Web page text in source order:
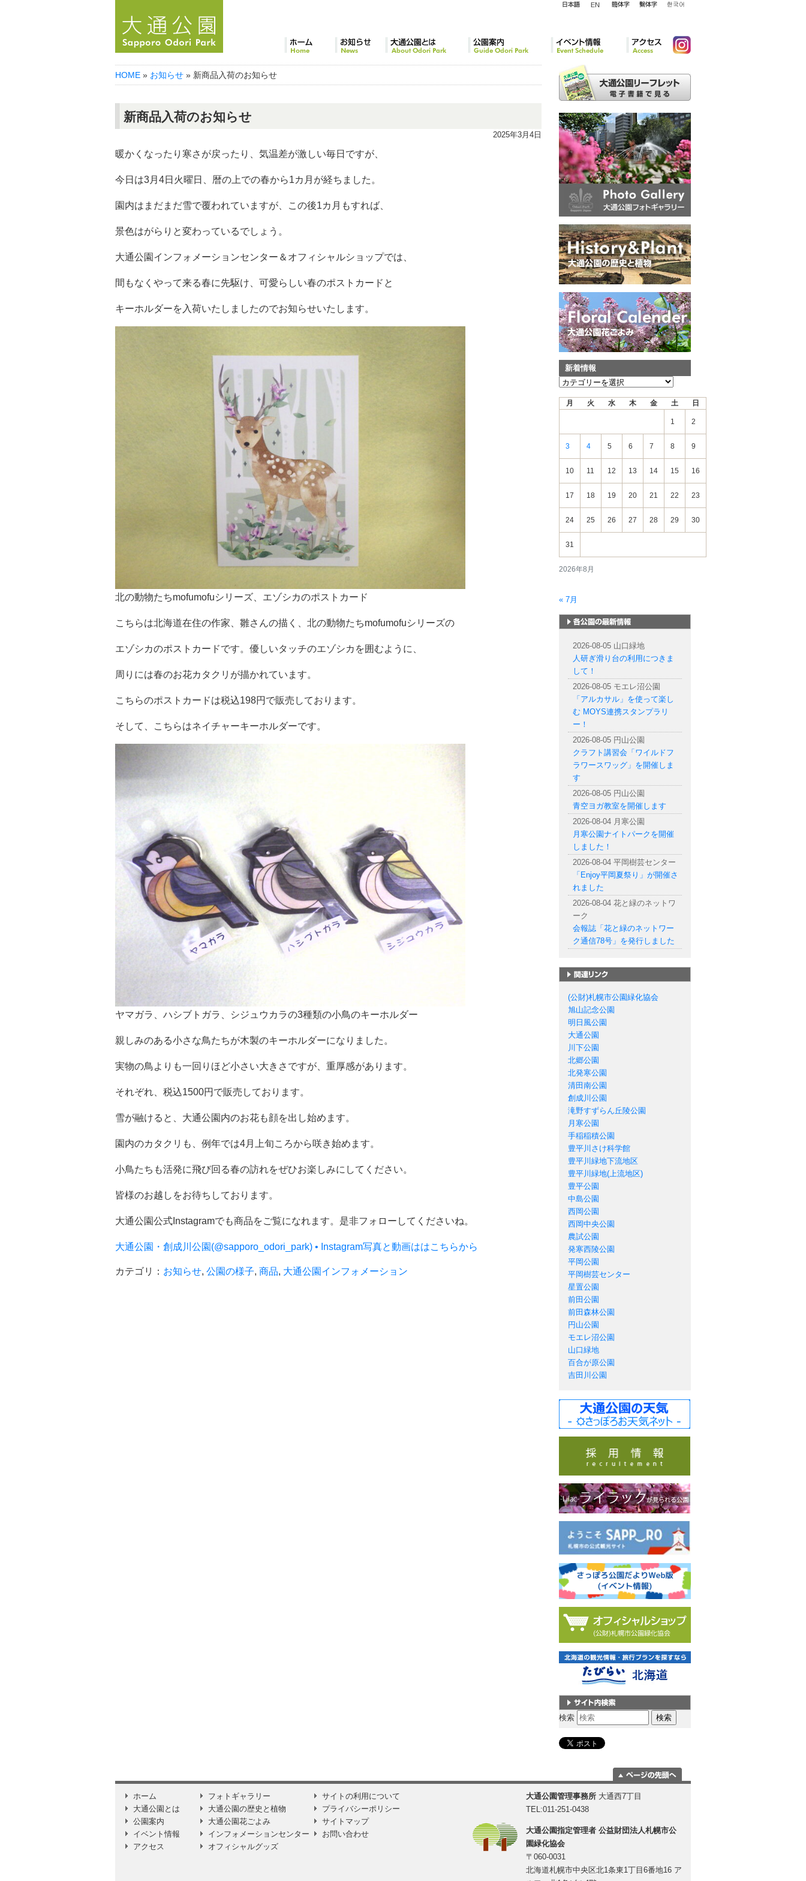
ス
HOME » お知らせ » 新商品入荷のお知らせ
新商品入荷のお知らせ
2025年3月4日
暖かくなったり寒さが戻ったり、気温差が激しい毎日ですが、
今日は3月4日火曜日、暦の上での春から1カ月が経ちました。
園内はまだまだ雪で覆われていますが、この後1カ月もすれば、
景色はがらりと変わっているでしょう。
大通公園インフォメーションセンター＆オフィシャルショップでは、
間もなくやって来る春に先駆け、可愛らしい春のポストカードと
キーホルダーを入荷いたしましたのでお知らせいたします。
北の動物たちmofumofuシリーズ、エゾシカのポストカード
こちらは北海道在住の作家、雛さんの描く、北の動物たちmofumofuシリーズの
エゾシカのポストカードです。優しいタッチのエゾシカを囲むように、
周りには春のお花カタクリが描かれています。
こちらのポストカードは税込198円で販売しております。
そして、こちらはネイチャーキーホルダーです。
ヤマガラ、ハシブトガラ、シジュウカラの3種類の小鳥のキーホルダー
親しみのある小さな鳥たちが木製のキーホルダーになりました。
実物の鳥よりも一回りほど小さい大きさですが、重厚感があります。
それぞれ、税込1500円で販売しております。
雪が融けると、大通公園内のお花も顔を出し始めます。
園内のカタクリも、例年では4月上旬ころから咲き始めます。
小鳥たちも活発に飛び回る春の訪れをぜひお楽しみにしてください。
皆様のお越しをお待ちしております。
大通公園公式Instagramでも商品をご覧になれます。是非フォローしてくださいね。
大通公園・創成川公園(@sapporo_odori_park) • Instagram写真と動画ははこちらから
カテゴリ： お知らせ, 公園の様子, 商品, 大通公園インフォメーション
新着情報
新
2026年8月
月 火 水 木 金 土 日
1 2
3 4 5 6 7 8 9
10 11 12 13 14 15 16
17 18 19 20 21 22 23
24 25 26 27 28 29 30
31
« 7月
2026-08-05 山口緑地
人研ぎ滑り台の利用につきま
して！
2026-08-05 モエレ沼公園
「アルカサル」を使って楽し
む MOYS連携スタンプラリ
ー！
2026-08-05 円山公園
クラフト講習会「ワイルドフ
ラワースワッグ」を開催しま
す
2026-08-05 円山公園
青空ヨガ教室を開催します
2026-08-04 月寒公園
月寒公園ナイトパークを開催
しました！
2026-08-04 平岡樹芸センター
「Enjoy平岡夏祭り」が開催さ
れました
2026-08-04 花と緑のネットワ
ーク
会報誌「花と緑のネットワー
ク通信78号」を発行しました
(公財)札幌市公園緑化協会
旭山記念公園
明日風公園
大通公園
川下公園
北郷公園
北発寒公園
清田南公園
創成川公園
滝野すずらん丘陵公園
月寒公園
手稲稲積公園
豊平川さけ科学館
豊平川緑地下流地区
豊平川緑地(上流地区)
豊平公園
中島公園
西岡公園
西岡中央公園
農試公園
発寒西陵公園
平岡公園
平岡樹芸センター
星置公園
前田公園
前田森林公園
円山公園
モエレ沼公園
山口緑地
百合が原公園
吉田川公園
サイト内検索
検索
に移動
ホーム
大通公園とは
公園案内
イベント情報
アクセス
フォトギャラリー
大通公園の歴史と植物
大通公園花ごよみ
インフォメーションセンター
オフィシャルグッズ
サイトの利用について
プライバシーポリシー
サイトマップ
お問い合わせ
大通公園管理事務所 大通西7丁目
TEL:011-251-0438
大通公園指定管理者 公益財団法人札幌市公
園緑化協会
〒060-0031
北海道札幌市中央区北1条東1丁目6番地16 ア